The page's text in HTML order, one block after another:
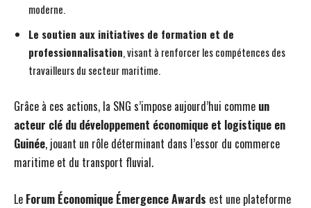
moderne.
Le soutien aux initiatives de formation et de
professionnalisation, visant à renforcer les compétences des
travailleurs du secteur maritime.
Grâce à ces actions, la SNG s’impose aujourd’hui comme un
acteur clé du développement économique et logistique en
Guinée, jouant un rôle déterminant dans l’essor du commerce
maritime et du transport fluvial.
Le Forum Économique Émergence Awards est une plateforme